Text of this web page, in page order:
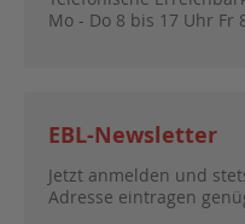
Mo - Do 8 bis 17 Uhr Fr
EBL-Newsletter
Jetzt anmelden und
Adresse eintragen